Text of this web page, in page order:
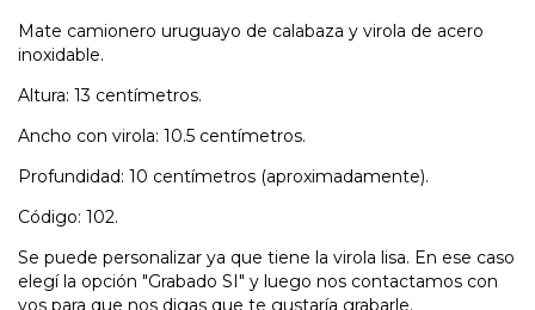
Mate camionero uruguayo de calabaza y virola de acero
inoxidable.
Altura: 13 centímetros.
Ancho con virola: 10.5 centímetros.
Profundidad: 10 centímetros (aproximadamente).
Código: 102.
Se puede personalizar ya que tiene la virola lisa. En ese caso
elegí la opción "Grabado SI" y luego nos contactamos con
vos para que nos digas que te gustaría grabarle.